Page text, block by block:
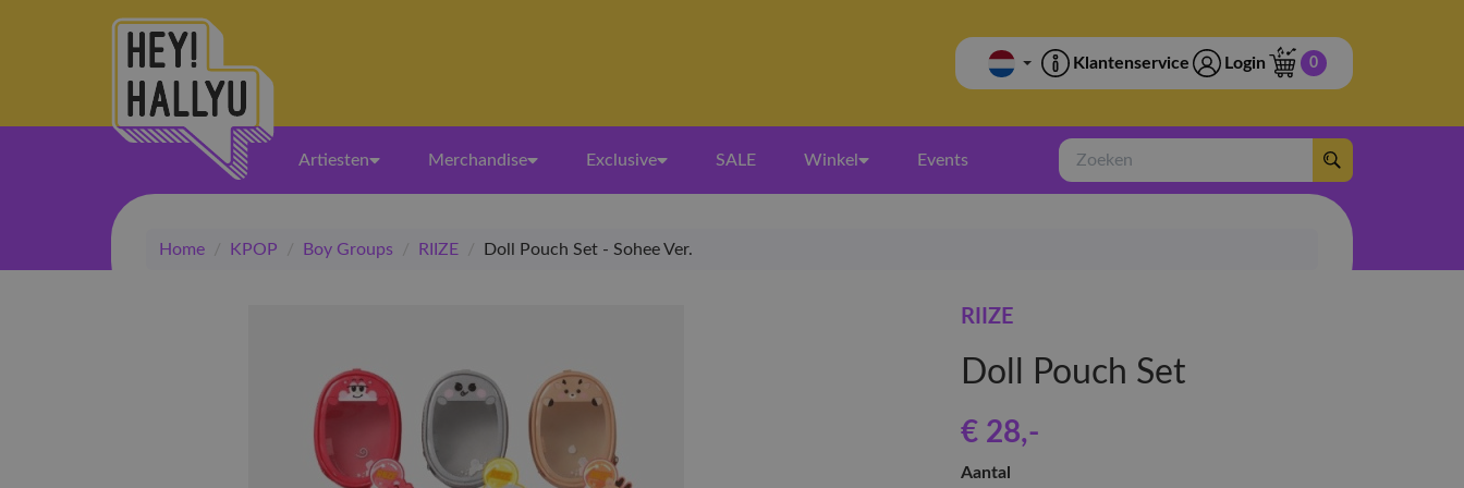
Klantenservice Login 0
Artiesten Merchandise Exclusive SALE Winkel Events
Zoeken
Home / KPOP / Boy Groups / RIIZE / Doll Pouch Set - Sohee Ver.
RIIZE
Doll Pouch Set
€ 28,-
Aantal